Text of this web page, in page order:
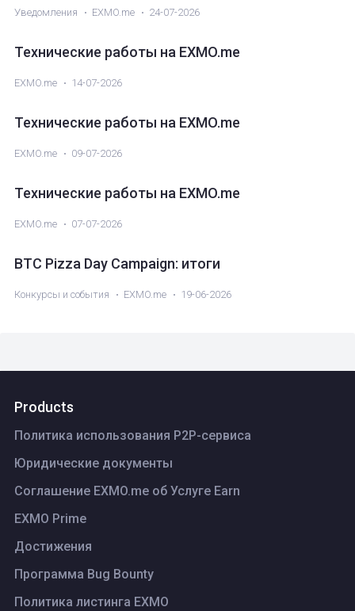
Уведомления EXMO.me 24-07-2026
Технические работы на EXMO.me
EXMO.me 14-07-2026
Технические работы на EXMO.me
EXMO.me 09-07-2026
Технические работы на EXMO.me
EXMO.me 07-07-2026
BTC Pizza Day Campaign: итоги
Конкурсы и события EXMO.me 19-06-2026
Products
Политика использования P2P-сервиса
Юридические документы
Соглашение EXMO.me об Услуге Earn
EXMO Prime
Достижения
Программа Bug Bounty
Политика листинга ЕХМО